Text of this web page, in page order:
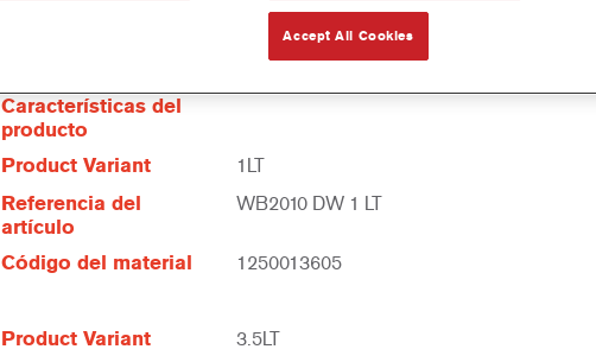
La resina Cromax Pro Basecoat Binder I WB2010 se ha formulado para ser
Características del
producto
Product Variant
1LT
Referencia del
artículo
WB2010 DW 1 LT
Código del material 1250013605
Product Variant 3.5LT
Accept All Cookies